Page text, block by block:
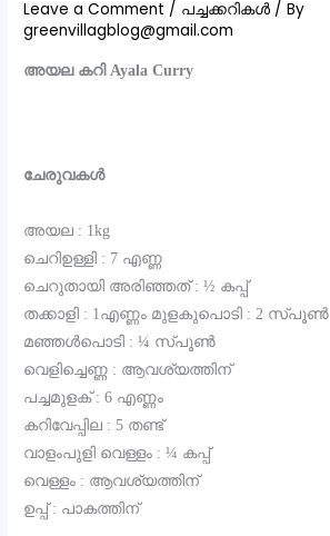
Leave a Comment / പച്ചക്കറികൾ / By
greenvillagblog@gmail.com
അയല കറി Ayala Curry
ചേരുവകൾ
അയല : 1kg
ചെറിഉള്ളി : 7 എണ്ണ
ചെറുതായി അരിഞ്ഞത് : ½ കപ്പ്
തക്കാളി : 1എണ്ണം മുളകുപൊടി : 2 സ്പൂൺ
മഞ്ഞൾപൊടി : ¼ സ്പൂൺ
വെളിച്ചെണ്ണ : ആവശ്യത്തിന്
പച്ചമുളക് : 6 എണ്ണം
കറിവേപ്പില : 5 തണ്ട്
വാളംപുളി വെള്ളം : ¼ കപ്പ്‌
വെള്ളം : ആവശ്യത്തിന്
ഉപ്പ് : പാകത്തിന്